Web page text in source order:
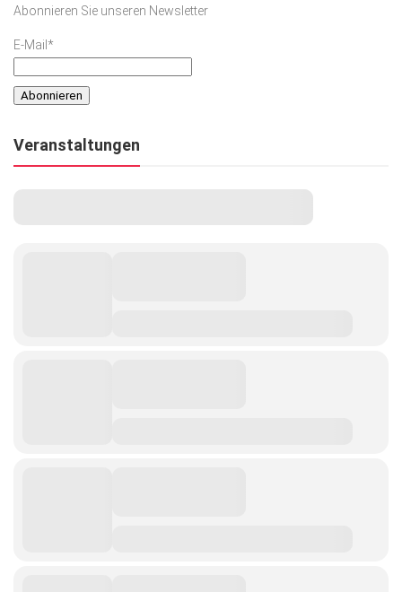
Lifestyle
Ausflug & Reise
Abonnieren Sie unseren Newsletter
E-Mail*
Veranstaltungen